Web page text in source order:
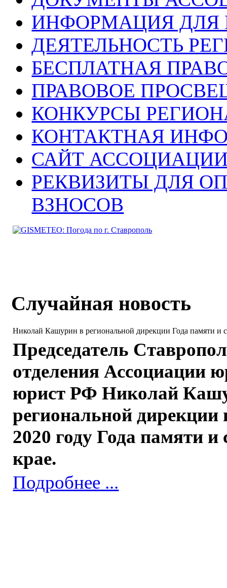
ИНФОРМАЦИЯ ДЛЯ
ДЕЯТЕЛЬНОСТЬ
БЕСПЛАТНАЯ
ПРАВОВОЕ
КОНКУРСЫ
КОНТАКТНАЯ
САЙТ
РЕКВИЗИТЫ ДЛЯ
ВЗНОСОВ
Случайная новость
Николай Кашурин в региональной дирекции Года памяти и
Председатель
отделения Ассоциации
юрист РФ Николай
региональной дирекции
2020 го­ду Года памяти
крае.
Подробнее ...